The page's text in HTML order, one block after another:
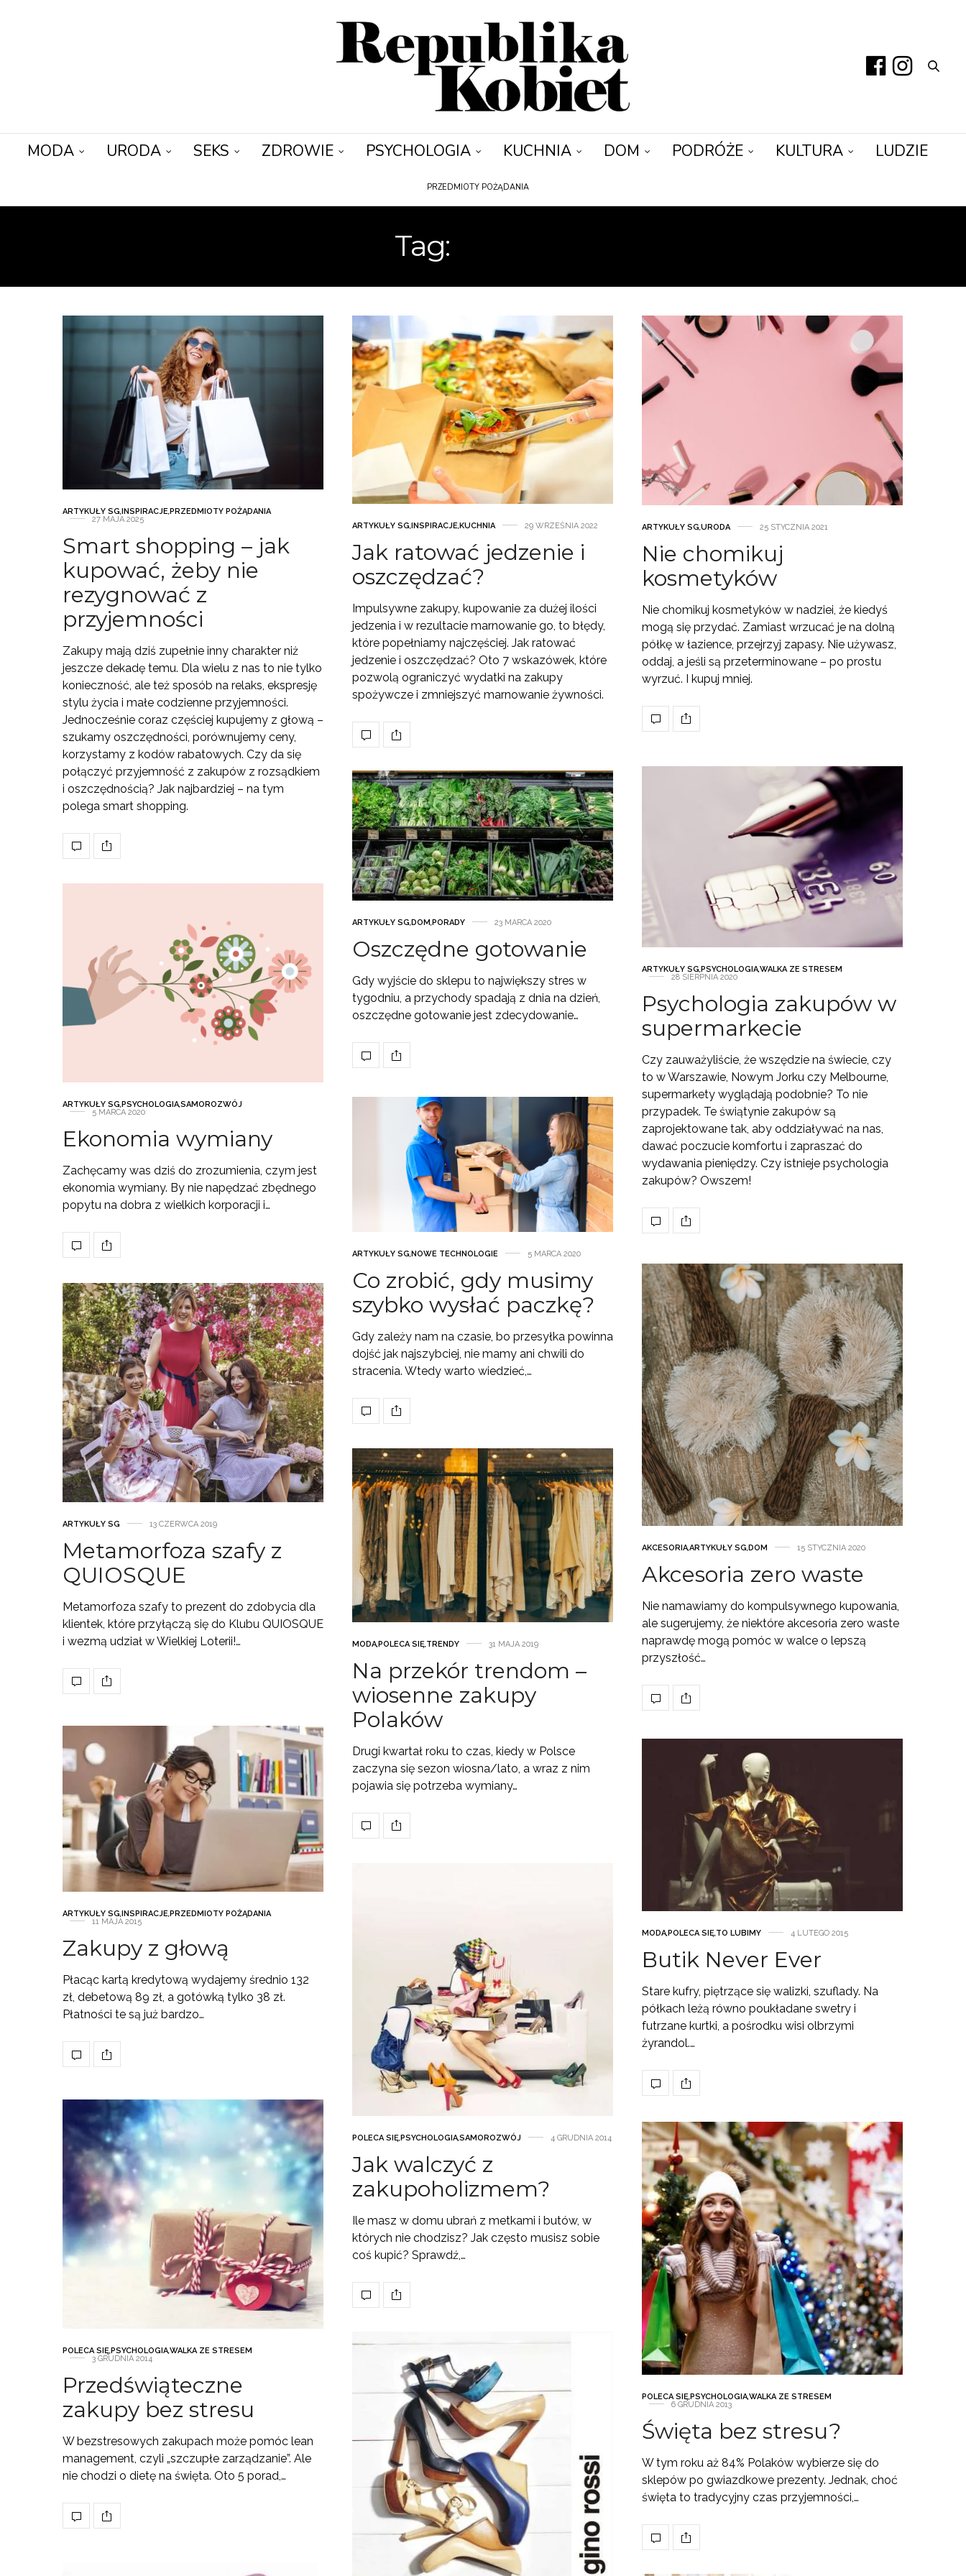
MODA URODA SEKS ZDROWIE PSYCHOLOGIA KUCHNIA DOM PODRÓŻE KULTURA LUDZIE
PRZEDMIOTY POŻĄDANIA
Tag:
ARTYKUŁY SG,INSPIRACJE,PRZEDMIOTY POŻĄDANIA
27 MAJA 2025
Smart shopping – jak
kupować, żeby nie
rezygnować z
przyjemności
Zakupy mają dziś zupełnie inny charakter niż
jeszcze dekadę temu. Dla wielu z nas to nie tylko
konieczność, ale też sposób na relaks, ekspresję
stylu życia i małe codzienne przyjemności.
Jednocześnie coraz częściej kupujemy z głową –
szukamy oszczędności, porównujemy ceny,
korzystamy z kodów rabatowych. Czy da się
połączyć przyjemność z zakupów z rozsądkiem
i oszczędnością? Jak najbardziej – na tym
polega smart shopping.
ARTYKUŁY SG,INSPIRACJE,KUCHNIA 29 WRZEŚNIA 2022
Jak ratować jedzenie i
oszczędzać?
Impulsywne zakupy, kupowanie za dużej ilości
jedzenia i w rezultacie marnowanie go, to błędy,
które popełniamy najczęściej. Jak ratować
jedzenie i oszczędzać? Oto 7 wskazówek, które
pozwolą ograniczyć wydatki na zakupy
spożywcze i zmniejszyć marnowanie żywności.
ARTYKUŁY SG,URODA 25 STYCZNIA 2021
Nie chomikuj
kosmetyków
Nie chomikuj kosmetyków w nadziei, że kiedyś
mogą się przydać. Zamiast wrzucać je na dolną
półkę w łazience, przejrzyj zapasy. Nie używasz,
oddaj, a jeśli są przeterminowane – po prostu
wyrzuć. I kupuj mniej.
ARTYKUŁY SG,PSYCHOLOGIA,WALKA ZE STRESEM
28 SIERPNIA 2020
Psychologia zakupów w
supermarkecie
Czy zauważyliście, że wszędzie na świecie, czy
to w Warszawie, Nowym Jorku czy Melbourne,
supermarkety wyglądają podobnie? To nie
przypadek. Te świątynie zakupów są
zaprojektowane tak, aby oddziaływać na nas,
dawać poczucie komfortu i zapraszać do
wydawania pieniędzy. Czy istnieje psychologia
zakupów? Owszem!
ARTYKUŁY SG,DOM,PORADY 23 MARCA 2020
Oszczędne gotowanie
Gdy wyjście do sklepu to największy stres w
tygodniu, a przychody spadają z dnia na dzień,
oszczędne gotowanie jest zdecydowanie…
ARTYKUŁY SG,PSYCHOLOGIA,SAMOROZWÓJ
5 MARCA 2020
Ekonomia wymiany
Zachęcamy was dziś do zrozumienia, czym jest
ekonomia wymiany. By nie napędzać zbędnego
popytu na dobra z wielkich korporacji i…
ARTYKUŁY SG,NOWE TECHNOLOGIE 5 MARCA 2020
Co zrobić, gdy musimy
szybko wysłać paczkę?
Gdy zależy nam na czasie, bo przesyłka powinna
dojść jak najszybciej, nie mamy ani chwili do
stracenia. Wtedy warto wiedzieć,…
AKCESORIA,ARTYKUŁY SG,DOM 15 STYCZNIA 2020
Akcesoria zero waste
Nie namawiamy do kompulsywnego kupowania,
ale sugerujemy, że niektóre akcesoria zero waste
naprawdę mogą pomóc w walce o lepszą
przyszłość…
ARTYKUŁY SG 13 CZERWCA 2019
Metamorfoza szafy z
QUIOSQUE
Metamorfoza szafy to prezent do zdobycia dla
klientek, które przyłączą się do Klubu QUIOSQUE
i wezmą udział w Wielkiej Loterii!…
MODA,POLECA SIĘ,TRENDY 31 MAJA 2019
Na przekór trendom –
wiosenne zakupy
Polaków
Drugi kwartał roku to czas, kiedy w Polsce
zaczyna się sezon wiosna/lato, a wraz z nim
pojawia się potrzeba wymiany…
ARTYKUŁY SG, INSPIRACJE,PRZEDMIOTY POŻĄDANIA
11 MAJA 2015
Zakupy z głową
Płacąc kartą kredytową wydajemy średnio 132
zł, debetową 89 zł, a gotówką tylko 38 zł.
Płatności te są już bardzo…
MODA,POLECA SIĘ,TO LUBIMY 4 LUTEGO 2015
Butik Never Ever
Stare kufry, piętrzące się walizki, szuflady. Na
półkach leżą równo poukładane swetry i
futrzane kurtki, a pośrodku wisi olbrzymi
żyrandol.…
POLECA SIĘ,PSYCHOLOGIA,SAMOROZWÓJ 4 GRUDNIA 2014
Jak walczyć z
zakupoholizmem?
Ile masz w domu ubrań z metkami i butów, w
których nie chodzisz? Jak często musisz sobie
coś kupić? Sprawdź,…
POLECA SIĘ,PSYCHOLOGIA,WALKA ZE STRESEM
3 GRUDNIA 2014
Przedświąteczne
zakupy bez stresu
W bezstresowych zakupach może pomóc lean
management, czyli „szczupłe zarządzanie”. Ale
nie chodzi o dietę na święta. Oto 5 porad,…
POLECA SIĘ,PSYCHOLOGIA,WALKA ZE STRESEM
6 GRUDNIA 2013
Święta bez stresu?
W tym roku aż 84% Polaków wybierze się do
sklepów po gwiazdkowe prezenty. Jednak, choć
święta to tradycyjny czas przyjemności,…